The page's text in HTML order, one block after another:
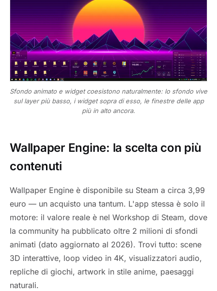
Sfondo animato e widget coesistono naturalmente: lo sfondo vive
sul layer più basso, i widget sopra di esso, le finestre delle app
più in alto ancora.
Wallpaper Engine: la scelta con più
contenuti
Wallpaper Engine è disponibile su Steam a circa 3,99
euro — un acquisto una tantum. L'app stessa è solo il
motore: il valore reale è nel Workshop di Steam, dove
la community ha pubblicato oltre 2 milioni di sfondi
animati (dato aggiornato al 2026). Trovi tutto: scene
3D interattive, loop video in 4K, visualizzatori audio,
repliche di giochi, artwork in stile anime, paesaggi
naturali.